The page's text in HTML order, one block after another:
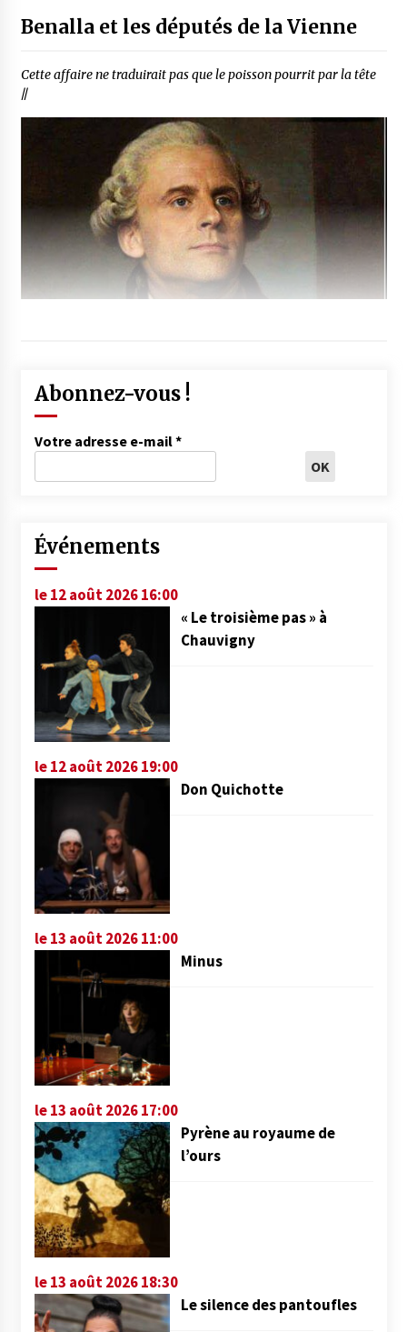
Benalla et les députés de la Vienne
Cette affaire ne traduirait pas que le poisson pourrit par la tête
//
Abonnez-vous !
Votre adresse e-mail*
Événements
le 12 août 2026 16:00
« Le troisième pas » à
Chauvigny
le 12 août 2026 19:00
Don Quichotte
le 13 août 2026 11:00
Minus
le 13 août 2026 17:00
Pyrène au royaume de
l’ours
le 13 août 2026 18:30
Le silence des pantoufles